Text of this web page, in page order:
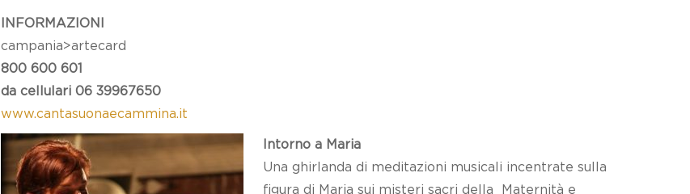
INFORMAZIONI
campania>artecard
800 600 601
da cellulari 06 39967650
www.cantasuonaecammina.it
Intorno a Maria
Una ghirlanda di meditazioni musicali incentrate sulla
figura di Maria sui misteri sacri della Maternità e